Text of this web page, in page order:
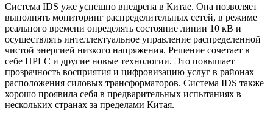
Система IDS уже успешно внедрена в Китае. Она позволяет
выполнять мониторинг распределительных сетей, в режиме
реального времени определять состояние линии 10 кВ и
осуществлять интеллектуальное управление распределенной
чистой энергией низкого напряжения. Решение сочетает в
себе HPLC и другие новые технологии. Это повышает
прозрачность восприятия и цифровизацию услуг в районах
расположения силовых трансформаторов. Система IDS также
хорошо проявила себя в предварительных испытаниях в
нескольких странах за пределами Китая.